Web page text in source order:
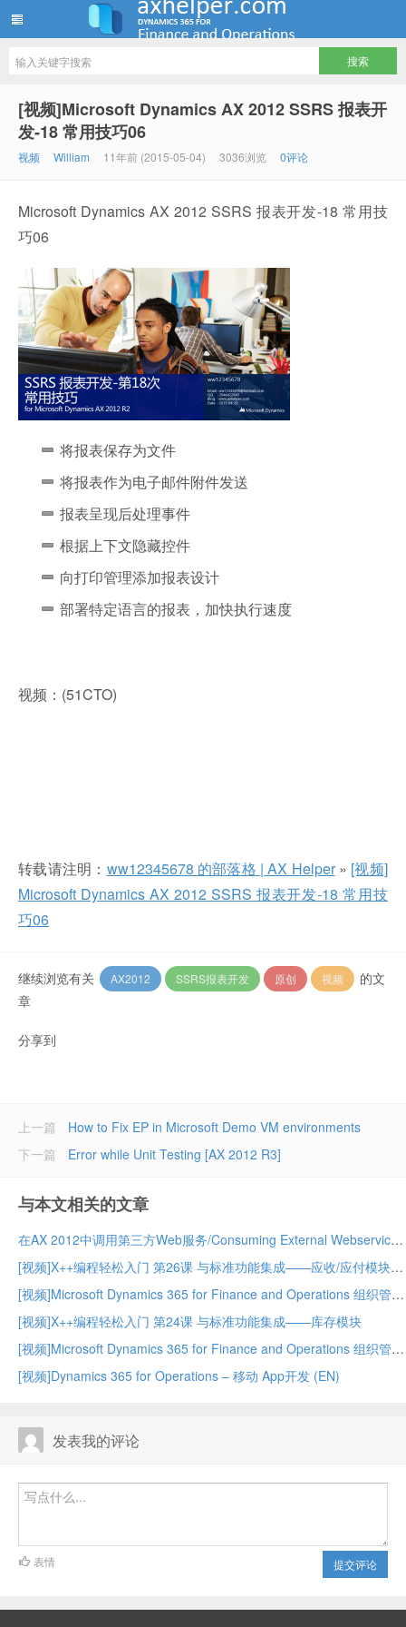
[视频]Microsoft Dynamics AX 2012 SSRS 报表开
发-18 常用技巧06
视频 William 11年前 (2015-05-04) 3036浏览 0评论
Microsoft Dynamics AX 2012 SSRS 报表开发-18 常用技
巧06
将报表保存为文件
将报表作为电子邮件附件发送
报表呈现后处理事件
根据上下文隐藏控件
向打印管理添加报表设计
部署特定语言的报表，加快执行速度
视频：(51CTO)
转载请注明： ww12345678 的部落格 | AX Helper» [视频]
Microsoft Dynamics AX 2012 SSRS 报表开发-18 常用技
巧06
继续浏览有关 AX2012 SSRS报表开发 原创 视频
的文
章
分享到
上一篇
How to Fix EP in Microsoft Demo VM environments
Error while Unit Testing [AX 2012 R3]
下一篇
与本文相关的文章
在AX 2012中调用第三方Web服务/Consuming External Webservices in AX 2012
[视频]X++编程轻松入门 第26课 与标准功能集成——应收/应付模块
[视频]Microsoft Dynamics 365 for Finance and Operations 组织管理 – 中
[视频]X++编程轻松入门 第24课 与标准功能集成——库存模块
[视频]Microsoft Dynamics 365 for Finance and Operations 组织管理 – 上
[视频]Dynamics 365 for Operations – 移动 App开发 (EN)
发表我的评论
提交评论
表情